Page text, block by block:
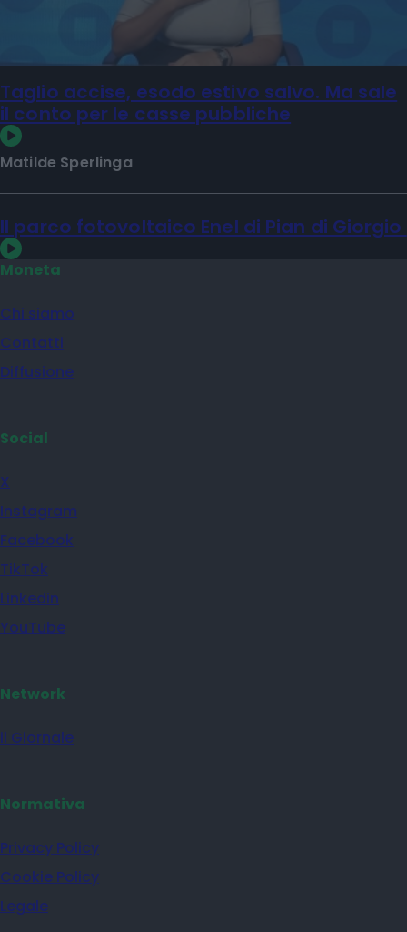
Taglio accise, esodo estivo salvo. Ma sale
il conto per le casse pubbliche
Matilde Sperlinga
Il parco fotovoltaico Enel di Pian di Giorgio
Moneta
Chi siamo
Contatti
Diffusione
Social
X
Instagram
Facebook
TikTok
Linkedin
YouTube
Network
il Giornale
Normativa
Privacy Policy
Cookie Policy
Legale